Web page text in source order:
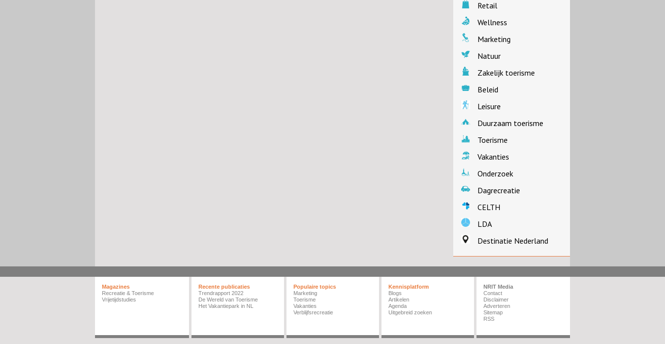
Retail
Wellness
Marketing
Natuur
Zakelijk toerisme
Beleid
Leisure
Duurzaam toerisme
Toerisme
Vakanties
Onderzoek
Dagrecreatie
CELTH
LDA
Destinatie Nederland
Magazines
Recreatie & Toerisme
Vrijetijdstudies
Recente publicaties
Trendrapport 2022
De Wereld van Toerisme
Het Vakantiepark in NL
Populaire topics
Marketing
Toerisme
Vakanties
Verblijfsrecreatie
Kennisplatform
Blogs
Artikelen
Agenda
Uitgebreid zoeken
NRIT Media
Contact
Disclaimer
Adverteren
Sitemap
RSS